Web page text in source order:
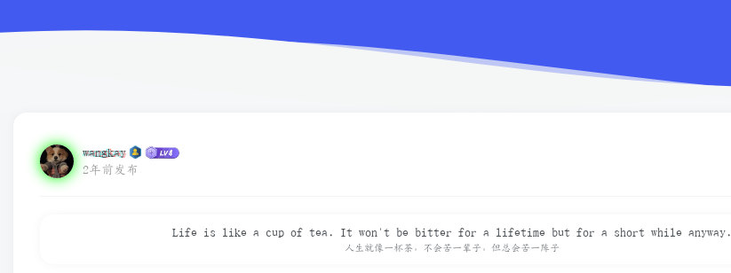
wangkay
2年前发布
Life is like a cup of tea. It won't be bitter for a lifetime but for a short while anyway.
人生就像一杯茶，不会苦一辈子，但总会苦一阵子